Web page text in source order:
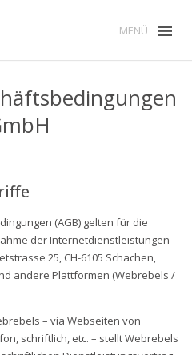
MENÜ
(AGB) gelten für die
der Internetdienstleistungen
25, CH-6105 Schachen,
andere Plattformen (Webrebels /
– via Webseiten von
schriftlich, etc. – stellt Webrebels